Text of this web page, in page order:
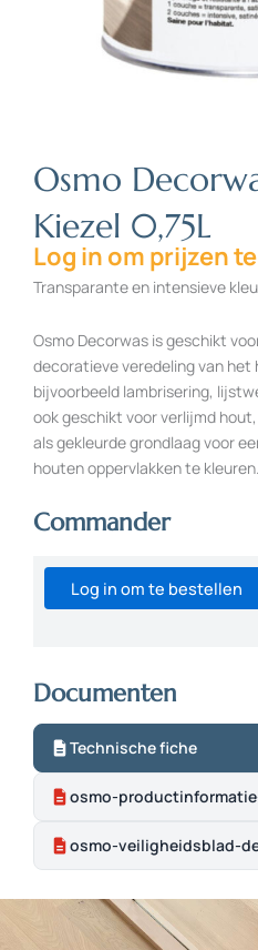
Osmo
Kiezel 0,75L
Log in om prijzen
Transparante en intensieve
Osmo Decorwas is geschikt
decoratieve veredeling van het
bijvoorbeeld lambrisering,
ook geschikt voor verlijmd
als gekleurde grondlaag voor
houten oppervlakken te kleuren.
Commander
Log in om te bestellen
Documenten
Technische fiche
osmo-
osmo-veiligheidsblad-